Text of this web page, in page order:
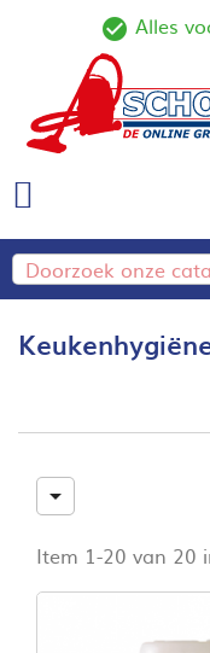
Alles voor

Item 1-20 van 20